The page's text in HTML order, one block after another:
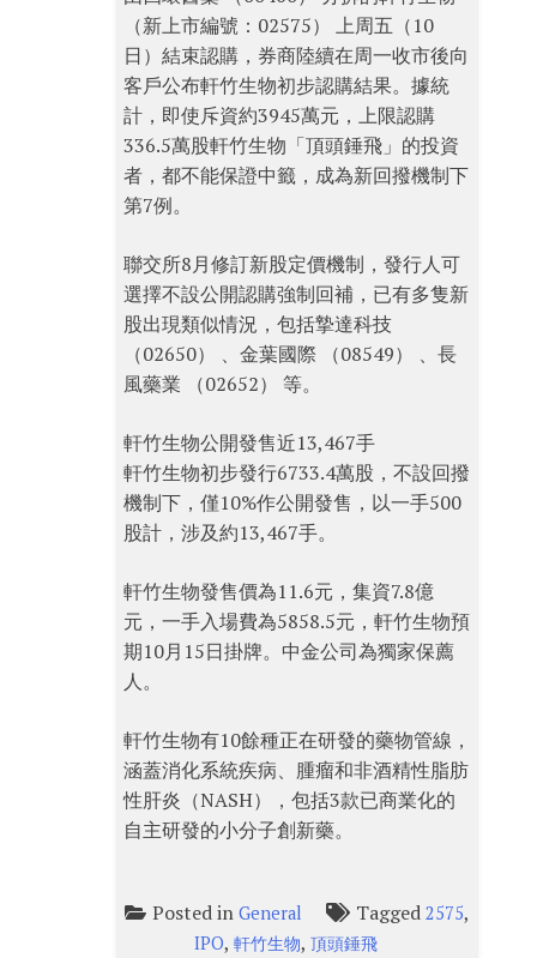
（新上市編號：02575） 上周五（10
日）結束認購，券商陸續在周一收市後向
客戶公布軒竹生物初步認購結果。據統
計，即使斥資約3945萬元，上限認購
336.5萬股軒竹生物「頂頭錘飛」的投資
者，都不能保證中籤，成為新回撥機制下
第7例。
聯交所8月修訂新股定價機制，發行人可
選擇不設公開認購強制回補，已有多隻新
股出現類似情況，包括摯達科技
（02650） 、金葉國際 （08549） 、長
風藥業 （02652） 等。
軒竹生物公開發售近13,467手
軒竹生物初步發行6733.4萬股，不設回撥
機制下，僅10%作公開發售，以一手500
股計，涉及約13,467手。
軒竹生物發售價為11.6元，集資7.8億
元，一手入場費為5858.5元，軒竹生物預
期10月15日掛牌。中金公司為獨家保薦
人。
軒竹生物有10餘種正在研發的藥物管線，
涵蓋消化系統疾病、腫瘤和非酒精性脂肪
性肝炎（NASH），包括3款已商業化的
自主研發的小分子創新藥。
Posted inGeneral Tagged2575,
IPO, 軒竹生物, 頂頭錘飛